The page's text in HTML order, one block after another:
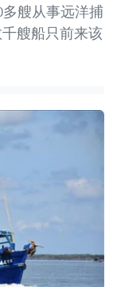
艘从事远洋捕
艘船只前来该